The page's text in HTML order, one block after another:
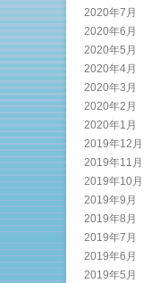
2020年7月
2020年6月
2020年5月
2020年4月
2020年3月
2020年2月
2020年1月
2019年12月
2019年11月
2019年10月
2019年9月
2019年8月
2019年7月
2019年6月
2019年5月